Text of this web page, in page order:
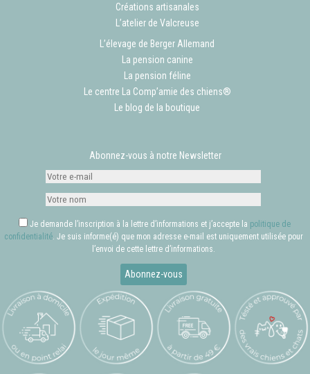
Créations artisanales
L’atelier de Valcreuse
L’élevage de Berger Allemand
La pension canine
La pension féline
Le centre La Comp’amie des chiens®
Le blog de la boutique
Abonnez-vous à notre Newsletter
Je demande l’inscription à la lettre d’informations et j’accepte la politique de
confidentialité. Je suis informe(é) que mon adresse e-mail est uniquement utilisée pour
l’envoi de cette lettre d’informations.